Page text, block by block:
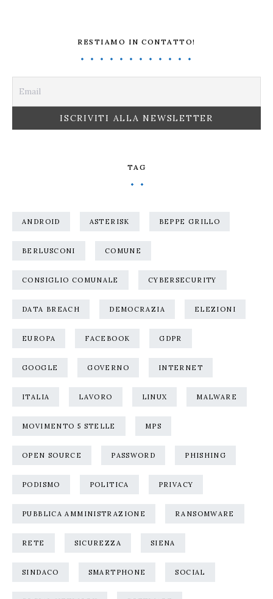
RESTIAMO IN CONTATTO!
TAG
ANDROID ASTERISK BEPPE GRILLO
BERLUSCONI COMUNE
CONSIGLIO COMUNALE CYBERSECURITY
DATA BREACH DEMOCRAZIA ELEZIONI
EUROPA FACEBOOK GDPR
GOOGLE GOVERNO INTERNET
ITALIA LAVORO LINUX MALWARE
MOVIMENTO 5 STELLE MPS
OPEN SOURCE PASSWORD PHISHING
PODISMO POLITICA PRIVACY
PUBBLICA AMMINISTRAZIONE RANSOMWARE
RETE SICUREZZA SIENA
SINDACO SMARTPHONE SOCIAL